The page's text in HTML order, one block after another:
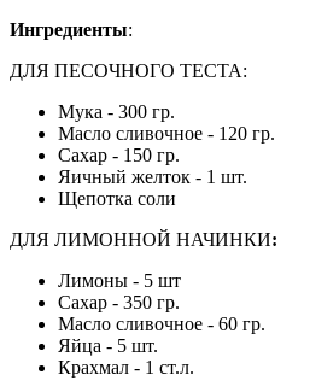
Ингредиенты:
ДЛЯ ПЕСОЧНОГО ТЕСТА:
Мука - 300 гр.
Масло сливочное - 120 гр.
Сахар - 150 гр.
Яичный желток - 1 шт.
Щепотка соли
ДЛЯ ЛИМОННОЙ НАЧИНКИ:
Лимоны - 5 шт
Сахар - 350 гр.
Масло сливочное - 60 гр.
Яйца - 5 шт.
Крахмал - 1 ст.л.